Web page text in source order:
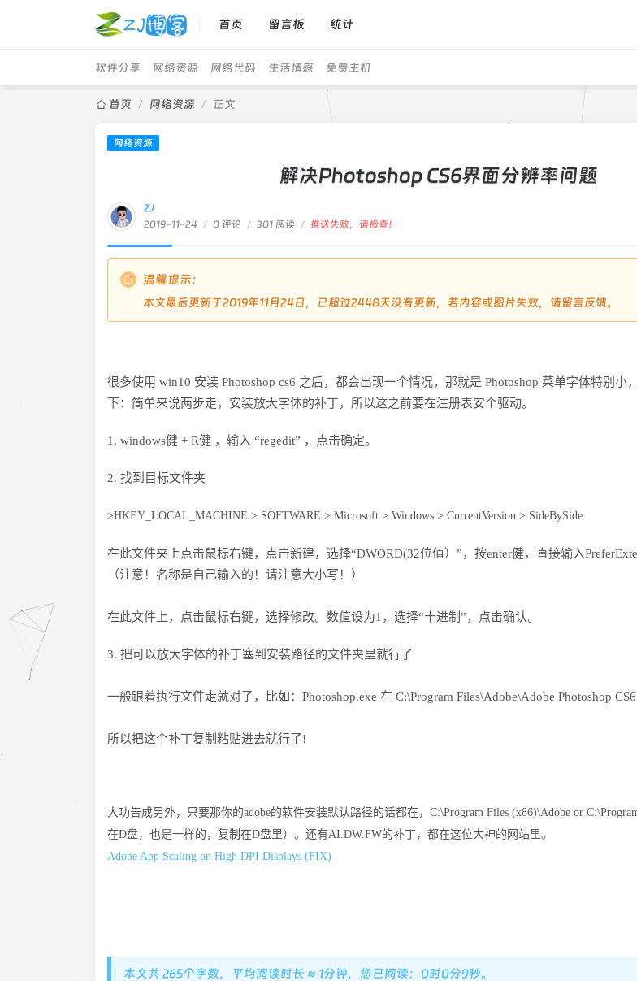
首页 留言板 统计
软件分享 网络资源 网络代码 生活情感 免费主机
首页 / 网络资源 / 正文
网络资源
解决Photoshop CS6界面分辨率问题
ZJ
2019-11-24
/ 0 评论 / 301 阅读 / 推送失败，请检查！
温馨提示：
本文最后更新于2019年11月24日，已超过2448天没有更新，若内容或图片失效，请留言反馈。
很多使用 win10 安装 Photoshop cs6 之后，都会出现一个情况，那就是 Photoshop 菜单字体特别小
下：简单来说两步走，安装放大字体的补丁，所以这之前要在注册表安个驱动。
1. windows健 + R健 ，输入 “regedit” ，点击确定。
2. 找到目标文件夹
>HKEY_LOCAL_MACHINE > SOFTWARE > Microsoft > Windows > CurrentVersion > SideBySide
在此文件夹上点击鼠标右键，点击新建，选择“DWORD(32位值）”，按enter健，直接输入
（注意！名称是自己输入的！请注意大小写！）
在此文件上，点击鼠标右键，选择修改。数值设为1，选择“十进制”，点击确认。
3. 把可以放大字体的补丁塞到安装路径的文件夹里就行了
一般跟着执行文件走就对了，比如：Photoshop.exe 在 C:\Program Files\Adobe\Adobe Photoshop
所以把这个补丁复制粘贴进去就行了!
大功告成另外，只要那你的adobe的软件安装默认路径的话都在，C:\Program Files (x86)\Adobe or
在D盘，也是一样的，复制在D盘里）。还有AI.DW.FW的补丁，都在这位大神的网站里。
Adobe App Scaling on High DPI Displays (FIX)
本文共 265个字数，平均阅读时长 ≈ 1分钟，您已阅读：0时0分9秒。